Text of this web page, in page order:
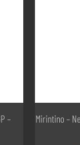
–
Mirintino –